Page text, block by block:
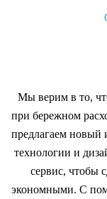
Мы верим в то,
при бережном
предлагаем новый
технологии и
сервис, чтобы
экономными. С